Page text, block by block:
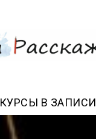
КУРСЫ В ЗАПИСИ